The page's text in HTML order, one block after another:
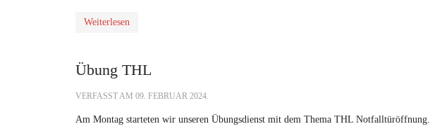
Weiterlesen
Übung THL
VERFASST AM 09. FEBRUAR 2024.
Am Montag starteten wir unseren Übungsdienst mit dem Thema THL Notfalltüröffnung.